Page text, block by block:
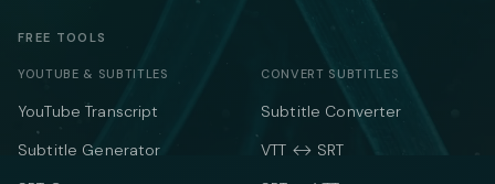
FREE TOOLS
YOUTUBE & SUBTITLES
YouTube Transcript
Subtitle Generator
CONVERT SUBTITLES
Subtitle Converter
VTT ↔ SRT